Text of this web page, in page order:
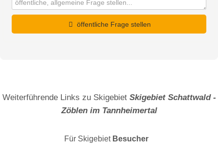
öffentliche Frage stellen
Weiterführende Links zu Skigebiet Skigebiet Schattwald -
Zöblen im Tannheimertal
Für Skigebiet Besucher